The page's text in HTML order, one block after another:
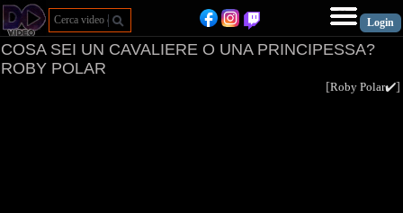
COSA SEI UN CAVALIERE O UNA PRINCIPESSA?
ROBY POLAR
[Roby Polar✔️]